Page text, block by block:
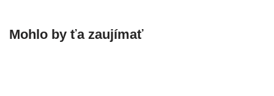
Mohlo by ťa zaujímať